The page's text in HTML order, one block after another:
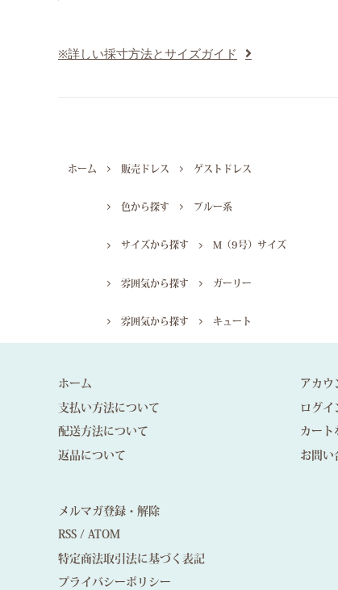
※詳しい採寸方法とサイズガイド
ホーム 販売ドレス ゲストドレス
色から探す ブルー系
サイズから探す M（9号）サイズ
雰囲気から探す ガーリー
雰囲気から探す キュート
ホーム
支払い方法について
配送方法について
返品について
アカウ
ログイ
カート
お問い
メルマガ登録・解除
RSS / ATOM
特定商法取引法に基づく表記
プライバシーポリシー